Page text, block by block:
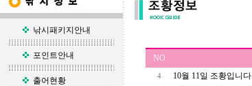
낚시패키지안내
포인트안내
출어현황
NO
4 10월 11일 조황입니다